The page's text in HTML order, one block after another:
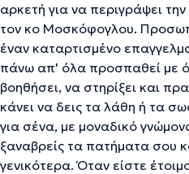
αρκετή για να περιγράψει
τον κο Μοσκόφογλου.
έναν καταρτισμένο
πάνω απ' όλα προσπαθεί με
βοηθήσει, να στηρίξει και
κάνει να δεις τα λάθη ή τα
για σένα, με μοναδικό
ξαναβρείς τα πατήματα σου
γενικότερα. Όταν είστε